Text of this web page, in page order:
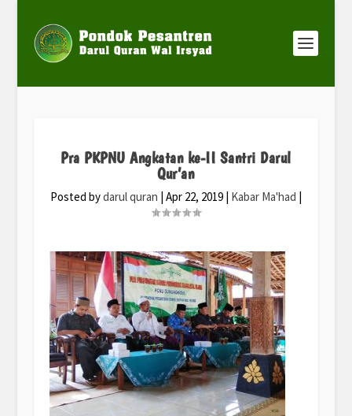
Pra PKPNU Angkatan ke-II Santri Darul
Qur’an
Posted bydarul quran | Apr 22, 2019| Kabar Ma'had |